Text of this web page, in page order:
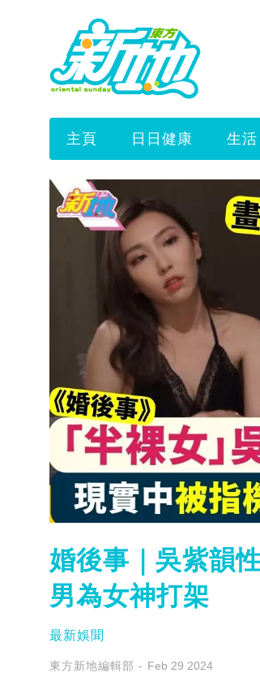
主頁 日日健康 生活
婚後事｜吳紫韻
男為女神打架
最新娛聞
東方新地編輯部 Feb 29 2024